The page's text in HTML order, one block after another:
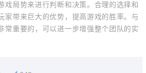
戏局势来进行判断和决策。合理的选择和
家带来巨大的优势，提高游戏的胜率。与
常重要的，可以进一步增强整个团队的实